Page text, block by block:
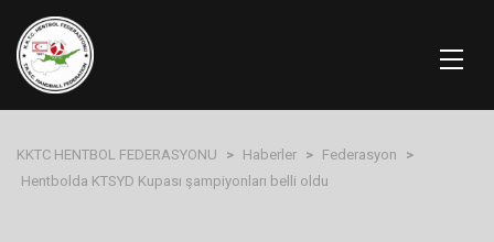
KKTC HENTBOL FEDERASYONU > Haberler > Federasyon
>
Hentbolda KTSYD Kupası şampiyonları belli oldu